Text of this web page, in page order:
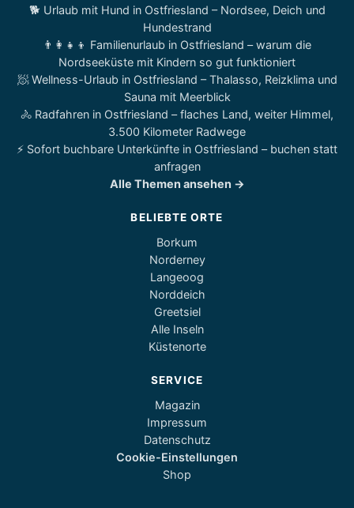
🐕 Urlaub mit Hund in Ostfriesland – Nordsee, Deich und
Hundestrand
👨‍👩‍👧‍👦 Familienurlaub in Ostfriesland – warum die
Nordseeküste mit Kindern so gut funktioniert
🧖 Wellness-Urlaub in Ostfriesland – Thalasso, Reizklima und
Sauna mit Meerblick
🚴 Radfahren in Ostfriesland – flaches Land, weiter Himmel,
3.500 Kilometer Radwege
⚡ Sofort buchbare Unterkünfte in Ostfriesland – buchen statt
anfragen
Alle Themen ansehen →
BELIEBTE ORTE
Borkum
Norderney
Langeoog
Norddeich
Greetsiel
Alle Inseln
Küstenorte
SERVICE
Magazin
Impressum
Datenschutz
Cookie-Einstellungen
Shop